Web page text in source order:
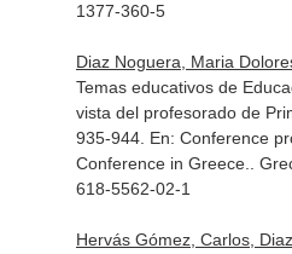
1377-360-5
Diaz Noguera, Maria
Temas educativos de
vista del profesorado de
935-944. En: Conference
Conference in Greece.
.
618-5562-02-1
Hervás Gómez, Carlos,